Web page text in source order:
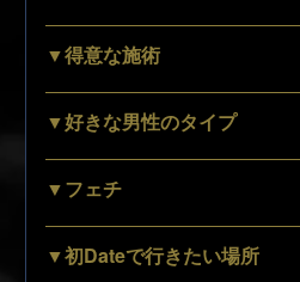
▼得意な施術
▼好きな男性のタイプ
▼フェチ
▼初Dateで行きたい場所